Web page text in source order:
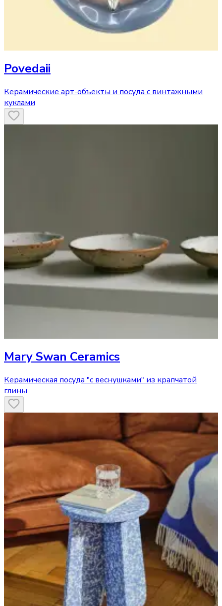
Povedaii
Керамические арт-объекты и посуда с винтажными
куклами
Mary Swan Ceramics
Керамическая посуда "с веснушками" из крапчатой
глины